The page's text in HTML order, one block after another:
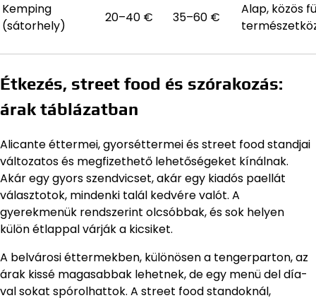
Kemping
(sátorhely)
20–40 € 35–60 €
Alap, közös
Étkezés, street food és szórakozás:
árak táblázatban
Alicante éttermei, gyorséttermei és street food standjai
változatos és megfizethető lehetőségeket kínálnak.
Akár egy gyors szendvicset, akár egy kiadós paellát
választotok, mindenki talál kedvére valót. A
gyerekmenük rendszerint olcsóbbak, és sok helyen
külön étlappal várják a kicsiket.
A belvárosi éttermekben, különösen a tengerparton, az
árak kissé magasabbak lehetnek, de egy menü del día-
val sokat spórolhattok. A street food standoknál,